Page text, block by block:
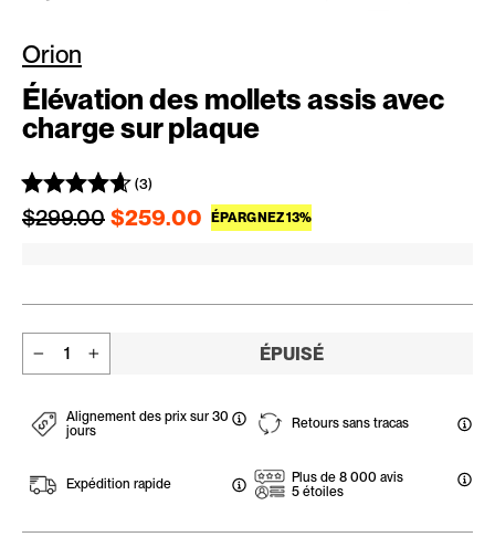
Orion
Élévation des mollets assis avec
charge sur plaque
(3)
Prix régulier
$299.00 $259.00 ÉPARGNEZ 13%Prix réduit
ÉPUISÉ
Alignement des prix sur 30
jours
Expédition rapide
Retours sans tracas
Plus de 8 000 avis
5 étoiles